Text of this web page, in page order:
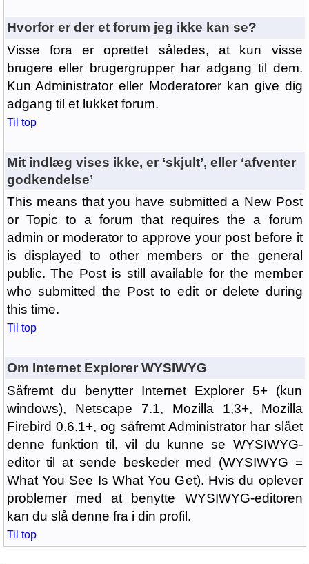
Hvorfor er der et forum jeg ikke kan se?
Visse fora er oprettet således, at kun visse
brugere eller brugergrupper har adgang til dem.
Kun Administrator eller Moderatorer kan give dig
adgang til et lukket forum.
Til top
Mit indlæg vises ikke, er ‘skjult’, eller ‘afventer
godkendelse’
This means that you have submitted a New Post
or Topic to a forum that requires the a forum
admin or moderator to approve your post before it
is displayed to other members or the general
public. The Post is still available for the member
who submitted the Post to edit or delete during
this time.
Til top
Om Internet Explorer WYSIWYG
Såfremt du benytter Internet Explorer 5+ (kun
windows), Netscape 7.1, Mozilla 1,3+, Mozilla
Firebird 0.6.1+, og såfremt Administrator har slået
denne funktion til, vil du kunne se WYSIWYG-
editor til at sende beskeder med (WYSIWYG =
What You See Is What You Get). Hvis du oplever
problemer med at benytte WYSIWYG-editoren
kan du slå denne fra i din profil.
Til top